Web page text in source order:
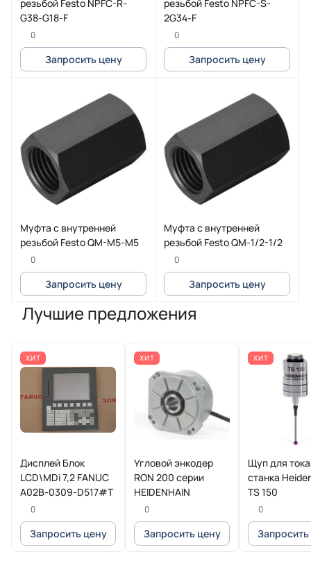
резьбой Festo NPFC-R-
G38-G18-F
0
Запросить цену
резьбой Festo NPFC-S-
2G34-F
0
Запросить цену
Муфта с внутренней
резьбой Festo QM-M5-M5
0
Запросить цену
Муфта с внутренней
резьбой Festo QM-1/2-1/2
0
Запросить цену
Лучшие предложения
ХИТ
Дисплей Блок
LCD\MDi 7,2 FANUC
A02B-0309-D517#T
0
Запросить цену
ХИТ
Угловой энкодер
RON 200 серии
HEIDENHAIN
0
Запросить цену
ХИТ
Щуп для
станка
TS 150
0